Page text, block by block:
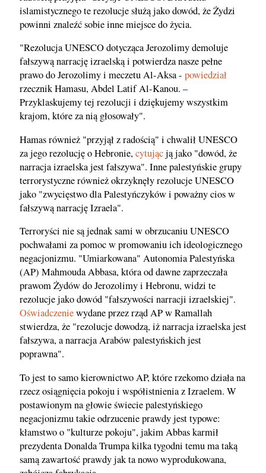
islamistycznego te rezolucje służą jako dowód, że Żydzi
powinni znaleźć sobie inne miejsce do życia.
"Rezolucja UNESCO dotycząca Jerozolimy demoluje
fałszywą narrację izraelską i potwierdza nasze pełne
prawo do Jerozolimy i meczetu Al-Aksa - powiedział
rzecznik Hamasu, Abdel Latif Al-Kanou. –
Przyklaskujemy tej rezolucji i dziękujemy wszystkim
krajom, które za nią głosowały".
Hamas również "przyjął z radością" i chwalił UNESCO
za jego rezolucję o Hebronie,cytującją jako "dowód, że
narracja izraelska jest fałszywa". Inne palestyńskie grupy
terrorystyczne również okrzyknęły rezolucje UNESCO
jako "zwycięstwo dla Palestyńczyków i poważny cios w
fałszywą narrację Izraela".
Terroryści nie są jednak sami w obrzucaniu UNESCO
pochwałami za pomoc w promowaniu ich ideologicznego
negacjonizmu. "Umiarkowana" Autonomia Palestyńska
(AP) Mahmouda Abbasa, która od dawne zaprzeczała
prawom Żydów do Jerozolimy i Hebronu, widzi te
rezolucje jako dowód "fałszywości narracji izraelskiej".
Oświadczeniewydane przez rząd AP w Ramallah
stwierdza, że "rezolucje dowodzą, iż narracja izraelska jest
fałszywa, a narracja Arabów palestyńskich jest
poprawna".
To jest to samo kierownictwo AP, które rzekomo działa na
rzecz osiągnięcia pokoju i współistnienia z Izraelem. W
postawionym na głowie świecie palestyńskiego
negacjonizmu takie odrzucenie prawdy jest typowe:
kłamstwo o "kulturze pokoju", jakim Abbas karmił
prezydenta Donalda Trumpa kilka tygodni temu ma taką
samą zawartość prawdy jak ta nowo wyprodukowana,